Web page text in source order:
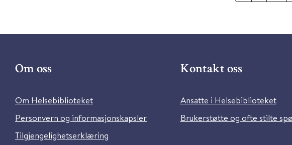
Om oss
Om Helsebiblioteket
Personvern og informasjonskapsler
Tilgjengelighetserklæring
Kontakt oss
Ansatte i Helsebiblioteket
Brukerstøtte og ofte stilte